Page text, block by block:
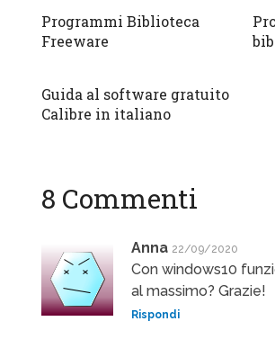
Programmi Biblioteca
Freeware
Guida al software gratuito
Calibre in italiano
8 Commenti
Anna 22/09/2020
Con windows10
al massimo? Grazie!
Rispondi